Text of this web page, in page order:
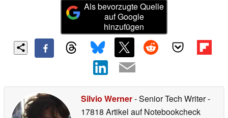
Als bevorzugte Quelle
auf Google
hinzufügen
Silvio Werner- Senior Tech Writer-
17818 Artikel auf Notebookcheck